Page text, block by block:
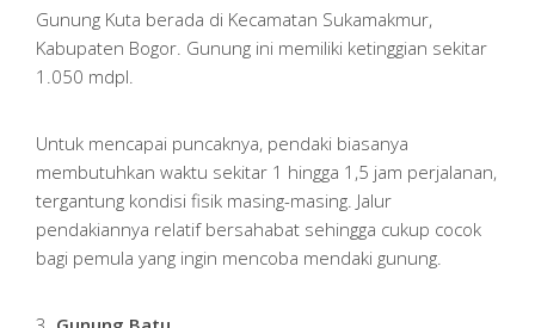
Gunung Kuta berada di Kecamatan Sukamakmur,
Kabupaten Bogor. Gunung ini memiliki ketinggian sekitar
1.050 mdpl.
Untuk mencapai puncaknya, pendaki biasanya
membutuhkan waktu sekitar 1 hingga 1,5 jam perjalanan,
tergantung kondisi fisik masing-masing. Jalur
pendakiannya relatif bersahabat sehingga cukup cocok
bagi pemula yang ingin mencoba mendaki gunung.